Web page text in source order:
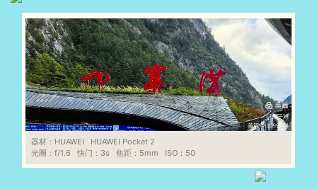
器材： HUAWEI
HUAWEI Pocket 2
光圈： f/1.6 快门： 3s 焦距： 5mm ISO： 50